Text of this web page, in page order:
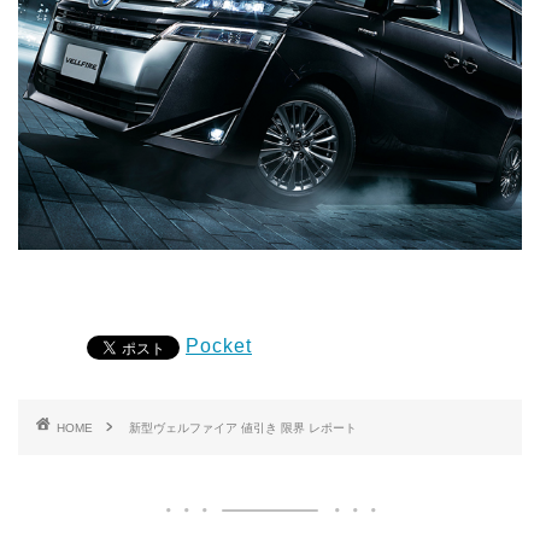
Pocket
HOME 新型ヴェルファイア 値引き 限界 レポート